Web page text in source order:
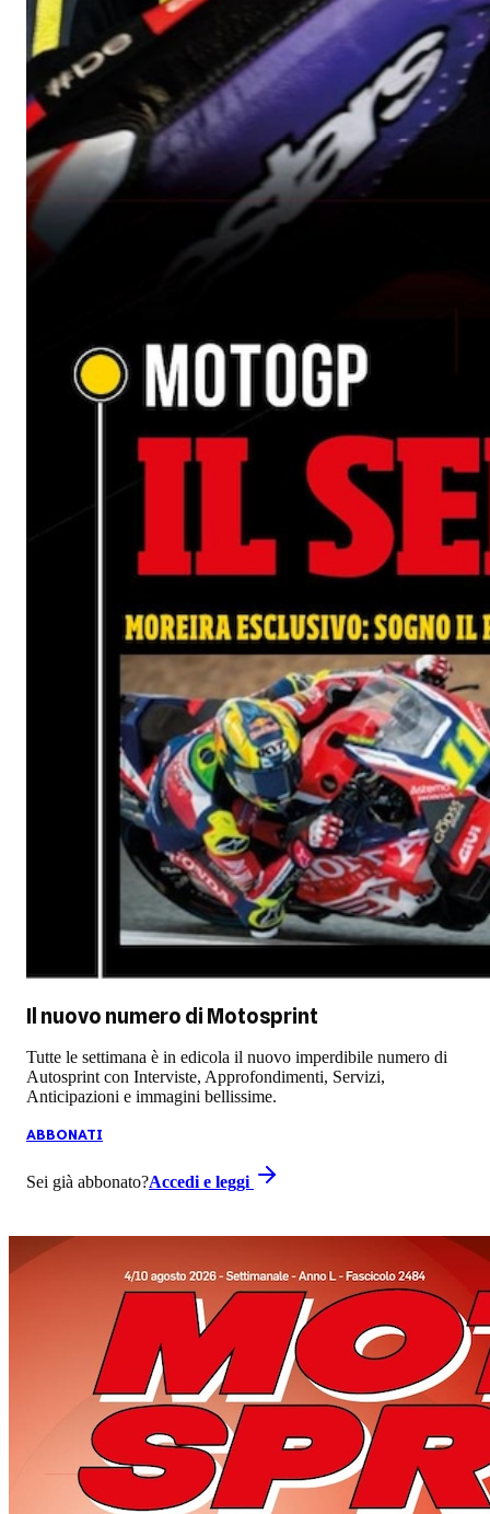
Il nuovo numero di Motosprint
Tutte le settimana è in edicola il nuovo imperdibile numero di
Autosprint con Interviste, Approfondimenti, Servizi,
Anticipazioni e immagini bellissime.
ABBONATI
Sei già abbonato?Accedi e leggi